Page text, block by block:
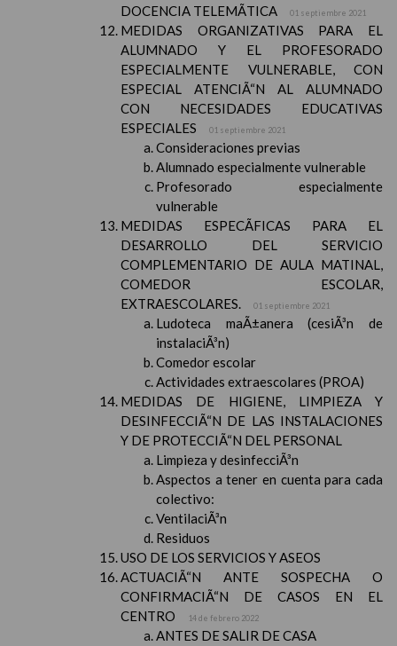
DOCENCIA TELEMÃTICA
01 septiembre 2021
MEDIDAS ORGANIZATIVAS PARA EL
ALUMNADO Y EL PROFESORADO
ESPECIALMENTE VULNERABLE, CON
ESPECIAL ATENCIÃ“N AL ALUMNADO
CON NECESIDADES EDUCATIVAS
ESPECIALES
01 septiembre 2021
Consideraciones previas
Alumnado especialmente vulnerable
Profesorado especialmente
vulnerable
MEDIDAS ESPECÃFICAS PARA EL
DESARROLLO DEL SERVICIO
COMPLEMENTARIO DE AULA MATINAL,
COMEDOR ESCOLAR,
EXTRAESCOLARES.
01 septiembre 2021
Ludoteca maÃ±anera (cesiÃ³n de
instalaciÃ³n)
Comedor escolar
Actividades extraescolares (PROA)
MEDIDAS DE HIGIENE, LIMPIEZA Y
DESINFECCIÃ“N DE LAS INSTALACIONES
Y DE PROTECCIÃ“N DEL PERSONAL
Limpieza y desinfecciÃ³n
Aspectos a tener en cuenta para cada
colectivo:
VentilaciÃ³n
Residuos
USO DE LOS SERVICIOS Y ASEOS
ACTUACIÃ“N ANTE SOSPECHA O
CONFIRMACIÃ“N DE CASOS EN EL
CENTRO
14 de febrero 2022
ANTES DE SALIR DE CASA